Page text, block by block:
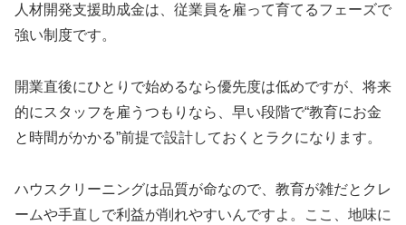
人材開発支援助成金は、従業員を雇って育てるフェーズで
強い制度です。
開業直後にひとりで始めるなら優先度は低めですが、将来
的にスタッフを雇うつもりなら、早い段階で“教育にお金
と時間がかかる”前提で設計しておくとラクになります。
ハウスクリーニングは品質が命なので、教育が雑だとクレ
ームや手直しで利益が削れやすいんですよ。ここ、地味に